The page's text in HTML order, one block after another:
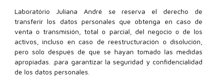
Laboratório Juliana André se reserva el derecho de
transferir los datos personales que obtenga en caso de
venta o transmisión, total o parcial, del negocio o de los
activos, incluso en caso de reestructuración o disolución,
pero solo después de que se hayan tomado las medidas
apropiadas. .para garantizar la seguridad y confidencialidad
de los datos personales.